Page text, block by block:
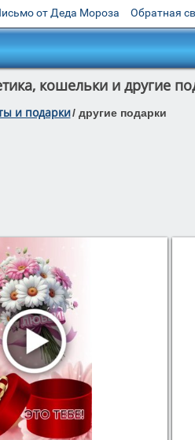
от Деда Мороза Обратная
кошельки и другие
и подарки/ другие подарки